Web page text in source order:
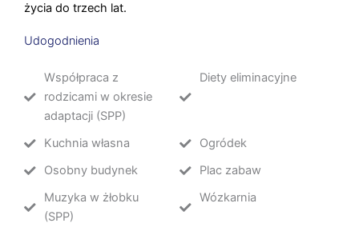
życia do trzech lat.
Udogodnienia
Współpraca z
rodzicami w okresie
adaptacji (SPP)
Diety eliminacyjne
Kuchnia własna
Ogródek
Osobny budynek
Plac zabaw
Muzyka w żłobku
(SPP)
Wózkarnia